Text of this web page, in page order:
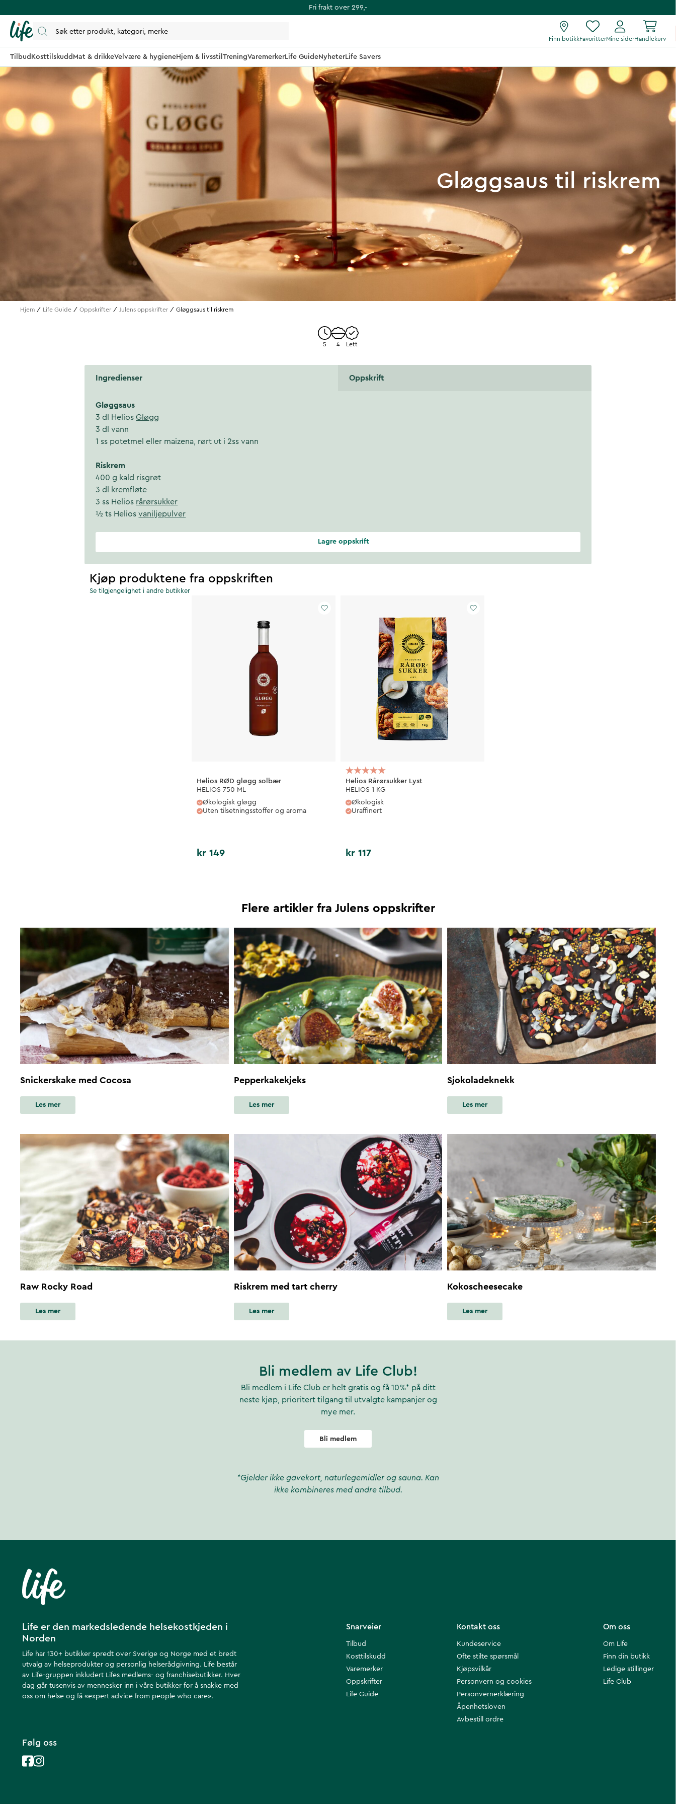
Fri frakt over 299,-
Finn butikkFavoritterMine siderHandlekurv
Tilbud Kosttilskudd Mat & drikkeVelvære & hygieneHjem & livsstil TreningVaremerkerLife GuideNyheterLife Savers
Gløggsaus til riskrem
Hjem Life Guide Oppskrifter Julens oppskrifter Gløggsaus til riskrem
5 4 Lett
Ingredienser Oppskrift
Gløggsaus
3 dl HeliosGløgg
3 dl vann
1 ss potetmel eller maizena, rørt ut i 2ss vann
Riskrem
400 g kald risgrøt
3 dl kremfløte
3 ss Helios rårørsukker
½ ts Heliosvaniljepulver
Lagre oppskrift
Kjøp produktene fra oppskriften
Se tilgjengelighet i andre butikker
Helios RØD gløgg solbær
HELIOS 750 ML
Økologisk gløgg
Uten tilsetningsstoffer og aroma
kr 149
Helios Rårørsukker Lyst
HELIOS 1 KG
Økologisk
Uraffinert
kr 117
Flere artikler fra Julens oppskrifter
Snickerskake med Cocosa
Les mer
Pepperkakekjeks
Les mer
Sjokoladeknekk
Les mer
Raw Rocky Road
Les mer
Riskrem med tart cherry
Les mer
Kokoscheesecake
Les mer
Bli medlem av Life Club!
Bli medlem i Life Club er helt gratis og få 10%* på ditt
neste kjøp, prioritert tilgang til utvalgte kampanjer og
mye mer.
Bli medlem
*Gjelder ikke gavekort, naturlegemidler og sauna. Kan
ikke kombineres med andre tilbud.
Life er den markedsledende helsekostkjeden i
Norden
Life har 130+ butikker spredt over Sverige og Norge med et bredt
utvalg av helseprodukter og personlig helserådgivning. Life består
av Life-gruppen inkludert Lifes medlems- og franchisebutikker. Hver
dag går tusenvis av mennesker inn i våre butikker for å snakke med
oss om helse ​​og få «expert advice from people who care».
Om oss
Om Life
Finn din butikk
Ledige stillinger
Life Club
Kontakt oss
Kundeservice
Ofte stilte spørsmål
Kjøpsvilkår
Personvern og cookies
Personvernerklæring
Åpenhetsloven
Avbestill ordre
Snarveier
Tilbud
Kosttilskudd
Varemerker
Oppskrifter
Life Guide
Følg oss